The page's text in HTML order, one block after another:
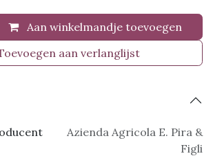
Aan winkelmandje toevoegen
aan verlanglijst
Azienda Agricola E. Pira &
Figli